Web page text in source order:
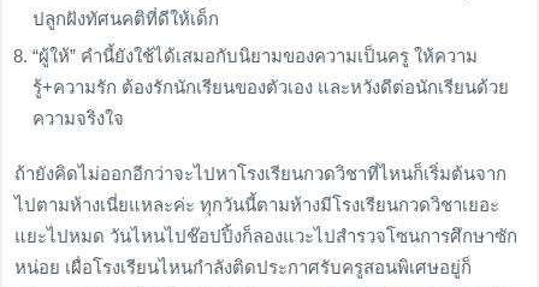
ปลูกฝังทัศนคติที่ดีให้เด็ก
“ผู้ให้” คำนี้ยังใช้ได้เสมอกับนิยามของความเป็นครู ให้ความ
รู้+ความรัก ต้องรักนักเรียนของตัวเอง และหวังดีต่อนักเรียนด้วย
ความจริงใจ
ถ้ายังคิดไม่ออกอีกว่าจะไปหาโรงเรียนกวดวิชาที่ไหนก็เริ่มต้นจาก
ไปตามห้างเนี่ยแหละค่ะ ทุกวันนี้ตามห้างมีโรงเรียนกวดวิชาเยอะ
แยะไปหมด วันไหนไปช๊อปปิ้งก็ลองแวะไปสำรวจโซนการศึกษาซัก
หน่อย เผื่อโรงเรียนไหนกำลังติดประกาศรับครูสอนพิเศษอยู่ก็